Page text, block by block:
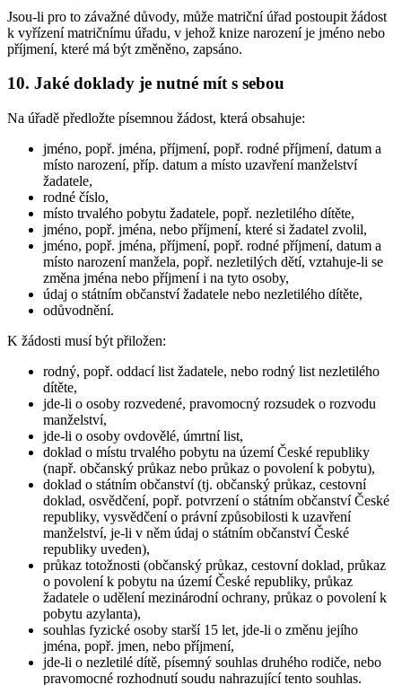
Jsou-li pro to závažné důvody, může matriční úřad postoupit žádost
k vyřízení matričnímu úřadu, v jehož knize narození je jméno nebo
příjmení, které má být změněno, zapsáno.
10. Jaké doklady je nutné mít s sebou
Na úřadě předložte písemnou žádost, která obsahuje:
jméno, popř. jména, příjmení, popř. rodné příjmení, datum a
místo narození, příp. datum a místo uzavření manželství
žadatele,
rodné číslo,
místo trvalého pobytu žadatele, popř. nezletilého dítěte,
jméno, popř. jména, nebo příjmení, které si žadatel zvolil,
jméno, popř. jména, příjmení, popř. rodné příjmení, datum a
místo narození manžela, popř. nezletilých dětí, vztahuje-li se
změna jména nebo příjmení i na tyto osoby,
údaj o státním občanství žadatele nebo nezletilého dítěte,
odůvodnění.
K žádosti musí být přiložen:
rodný, popř. oddací list žadatele, nebo rodný list nezletilého
dítěte,
jde-li o osoby rozvedené, pravomocný rozsudek o rozvodu
manželství,
jde-li o osoby ovdovělé, úmrtní list,
doklad o místu trvalého pobytu na území České republiky
(např. občanský průkaz nebo průkaz o povolení k pobytu),
doklad o státním občanství (tj. občanský průkaz, cestovní
doklad, osvědčení, popř. potvrzení o státním občanství České
republiky, vysvědčení o právní způsobilosti k uzavření
manželství, je-li v něm údaj o státním občanství České
republiky uveden),
průkaz totožnosti (občanský průkaz, cestovní doklad, průkaz
o povolení k pobytu na území České republiky, průkaz
žadatele o udělení mezinárodní ochrany, průkaz o povolení k
pobytu azylanta),
souhlas fyzické osoby starší 15 let, jde-li o změnu jejího
jména, popř. jmen, nebo příjmení,
jde-li o nezletilé dítě, písemný souhlas druhého rodiče, nebo
pravomocné rozhodnutí soudu nahrazující tento souhlas.